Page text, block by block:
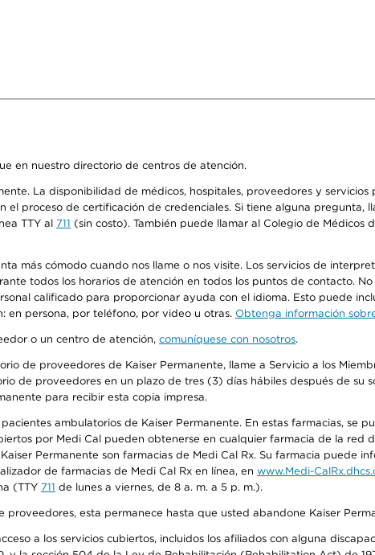
en nuestro directorio de centros de atención.
La disponibilidad de médicos, hospitales, proveedores y
proceso de certificación de credenciales. Si tiene alguna pregunta,
TTY al 711 (sin costo). También puede llamar al Colegio de
más cómodo cuando nos llame o nos visite. Los servicios de
todos los horarios de atención en todos los puntos de contacto.
calificado para proporcionar ayuda con el idioma. Esto puede
en persona, por teléfono, por video u otras. Obtenga información
o un centro de atención, comuníquese con nosotros.
de proveedores de Kaiser Permanente, llame a Servicio a los
de proveedores en un plazo de tres (3) días hábiles después de su
para recibir esta copia impresa.
ambulatorios de Kaiser Permanente. En estas farmacias, se
por Medi Cal pueden obtenerse en cualquier farmacia de la red
Permanente son farmacias de Medi Cal Rx. Su farmacia puede
de farmacias de Medi Cal Rx en línea, en www.Medi-
(TTY 711 de lunes a viernes, de 8 a. m. a 5 p. m.).
esta permanece hasta que usted abandone Kaiser
a los servicios cubiertos, incluidos los afiliados con alguna